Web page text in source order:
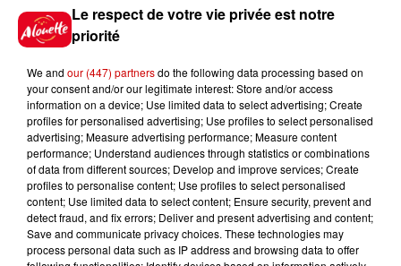
0:00 7
1er avril 2026- 5 min 56 sec
Madonna – Like a Virgin : la
chanson qu’elle détestait… avant
de la rendre culte
0:00 5
Le respect de votre vie privée est notre
priorité
We and our (447) partnersdo the following data processing based on
your consent and/or our legitimate interest: Store and/or access
information on a device; Use limited data to select advertising; Create
profiles for personalised advertising; Use profiles to select personalised
advertising; Measure advertising performance; Measure content
performance; Understand audiences through statistics or combinations
of data from different sources; Develop and improve services; Create
profiles to personalise content; Use profiles to select personalised
content; Use limited data to select content; Ensure security, prevent and
detect fraud, and fix errors; Deliver and present advertising and content;
Save and communicate privacy choices. These technologies may
process personal data such as IP address and browsing data to offer